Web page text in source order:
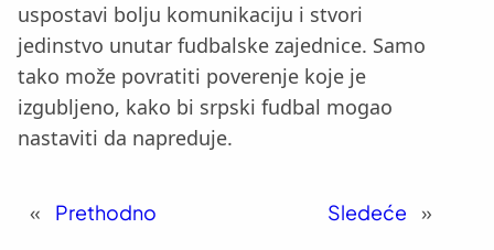
uspostavi bolju komunikaciju i stvori
jedinstvo unutar fudbalske zajednice. Samo
tako može povratiti poverenje koje je
izgubljeno, kako bi srpski fudbal mogao
nastaviti da napreduje.
« Prethodno Sledeće »